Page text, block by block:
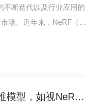
不断迭代以及行业应用的
场。近年来，NeRF（神
快速、低成本生成高质量三维模型，如视NeRF技术方案获突破性进展